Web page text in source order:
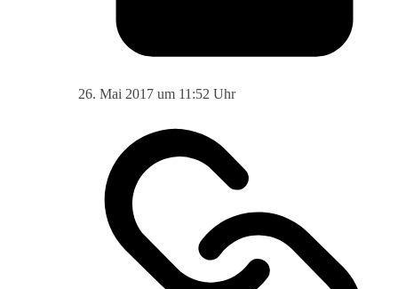
26. Mai 2017 um 11:52 Uhr